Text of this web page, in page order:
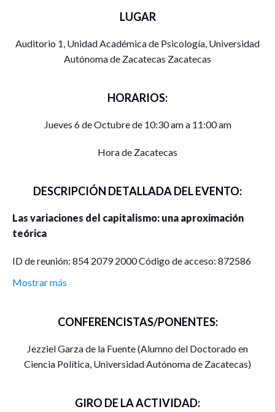
LUGAR
Auditorio 1, Unidad Académica de Psicología, Universidad
Autónoma de Zacatecas Zacatecas
HORARIOS:
Jueves 6 de Octubre de 10:30 am a 11:00 am
Hora de Zacatecas
DESCRIPCIÓN DETALLADA DEL EVENTO:
Las variaciones del capitalismo: una aproximación
teórica
ID de reunión: 854 2079 2000 Código de acceso: 872586
Mostrar más
CONFERENCISTAS/PONENTES:
Jezziel Garza de la Fuente (Alumno del Doctorado en
Ciencia Política, Universidad Autónoma de Zacatecas)
GIRO DE LA ACTIVIDAD: